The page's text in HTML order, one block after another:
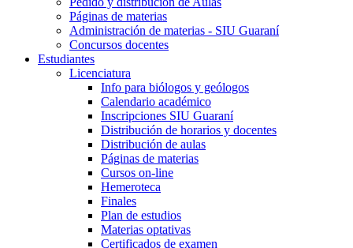
Páginas de materias
Administración de materias - SIU Guaraní
Concursos docentes
Estudiantes
Licenciatura
Info para biólogos y geólogos
Calendario académico
Inscripciones SIU Guaraní
Distribución de horarios y docentes
Distribución de aulas
Páginas de materias
Cursos on-line
Hemeroteca
Finales
Plan de estudios
Materias optativas
Certificados de examen